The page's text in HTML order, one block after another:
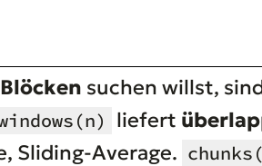
suchen willst,
liefert
Sliding-Average.